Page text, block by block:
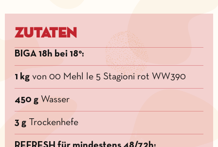
Zutaten
BIGA 18h bei 18°:
1 kg von 00 Mehl le 5 Stagioni rot WW390
450 g Wasser
3 g Trockenhefe